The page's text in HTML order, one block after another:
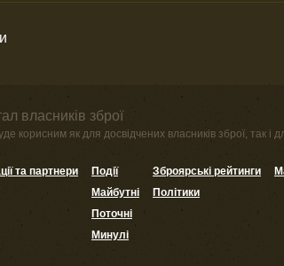
власників зброї
як для досвідчених власників зброї, так і
та партнери
Події
Майбутні
Поточні
Минулі
Зброярські рейтинги
Політики